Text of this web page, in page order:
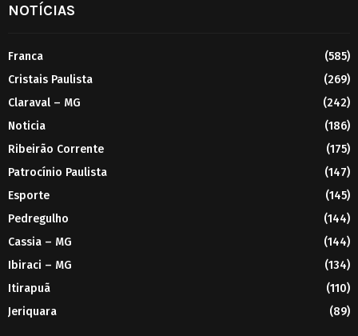
NOTÍCIAS
Franca
(585)
Cristais Paulista
(269)
Claraval – MG
(242)
Noticia
(186)
Ribeirão Corrente
(175)
Patrocínio Paulista
(147)
Esporte
(145)
Pedregulho
(144)
Cassia – MG
(144)
Ibiraci – MG
(134)
Itirapuã
(110)
Jeriquara
(89)